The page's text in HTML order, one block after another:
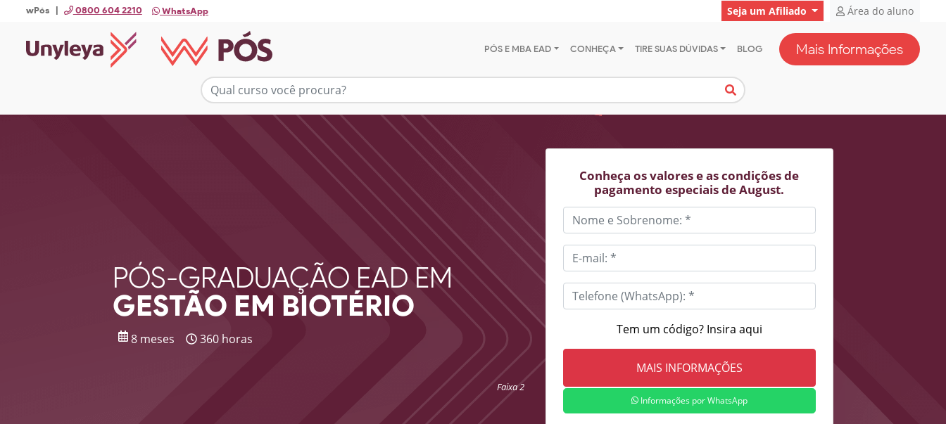
wPós | 0800 604 2210 WhatsApp Seja um Afiliado Área do aluno
PÓS E MBA EAD CONHEÇA TIRE SUAS DÚVIDAS BLOG Mais Informações
PÓS-GRADUAÇÃO EAD EM
GESTÃO EM BIOTÉRIO
8 meses 360 horas
Faixa 2
Conheça os valores e as condições de
pagamento especiais de August.
Tem um código? Insira aqui
Informações por WhatsApp